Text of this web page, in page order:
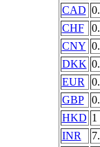
CAD
CHF
CNY
DKK
EUR
GBP
HKD 1
INR